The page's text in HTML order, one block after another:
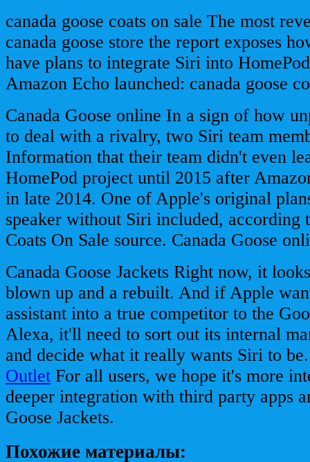
canada goose coats on sale The most
canada goose store the report exposes
have plans to integrate Siri into
Amazon Echo launched: canada goose
Canada Goose online In a sign of how
to deal with a rivalry, two Siri team
Information that their team didn't even
HomePod project until 2015 after
in late 2014. One of Apple's original
speaker without Siri included, according
Coats On Sale source. Canada Goose
Canada Goose Jackets Right now, it
blown up and a rebuilt. And if Apple
assistant into a true competitor to the
Alexa, it'll need to sort out its internal
and decide what it really wants Siri to
Outlet For all users, we hope it's more
deeper integration with third party apps
Goose Jackets.
Похожие материалы: